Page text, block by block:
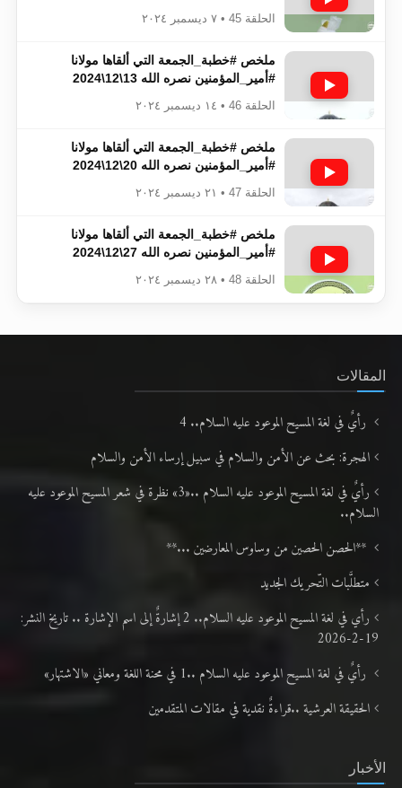
الحلقة 45 • ٧ ديسمبر ٢٠٢٤
ملخص #خطبة_الجمعة​​​​​​​​​​​​​​ التي ألقاها مولانا
#أمير_المؤمنين​​​​​​​​​​​​​​ نصره الله 13\12\2024
الحلقة 46 • ١٤ ديسمبر ٢٠٢٤
ملخص #خطبة_الجمعة​​​​​​​​​​​​​​ التي ألقاها مولانا
#أمير_المؤمنين​​​​​​​​​​​​​​ نصره الله 20\12\2024
الحلقة 47 • ٢١ ديسمبر ٢٠٢٤
ملخص #خطبة_الجمعة​​​​​​​​​​​​​​ التي ألقاها مولانا
#أمير_المؤمنين​​​​​​​​​​​​​​ نصره الله 27\12\2024
الحلقة 48 • ٢٨ ديسمبر ٢٠٢٤
المقالات
رأيٌ في لغة المسيح الموعود عليه السلام.. 4
الهجرة: بحث عن الأمن والسلام في سبيل إرساء الأمن والسلام
رأيٌ في لغة المسيح الموعود عليه السلام ..«3» نظرة في شعر المسيح الموعود عليه
السلام..
**الحصن الحصين من وساوس المعارضين ...**
متطلَّبات التّحريك الجديد
رأي في لغة المسيح الموعود عليه السلام.. 2 إشارةٌ إلى اسم الإشارة .. تاريخ النشر:
19-2-2026
رأيٌ في لغة المسيح الموعود عليه السلام ..1 في محنة اللغة ومعاني «الاشتهار»
الحقيقة العرشية ..قراءةٌ نقدية في مقالات المتقدمين
الأخبار